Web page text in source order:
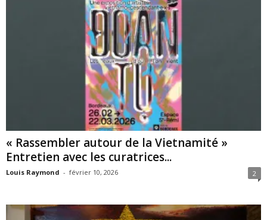
« Rassembler autour de la Vietnamité »
Entretien avec les curatrices...
Louis Raymond - février 10, 2026 2